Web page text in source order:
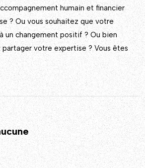
humain et financier
? Ou vous souhaitez que votre
un changement positif ? Ou bien
partager votre expertise ? Vous êtes